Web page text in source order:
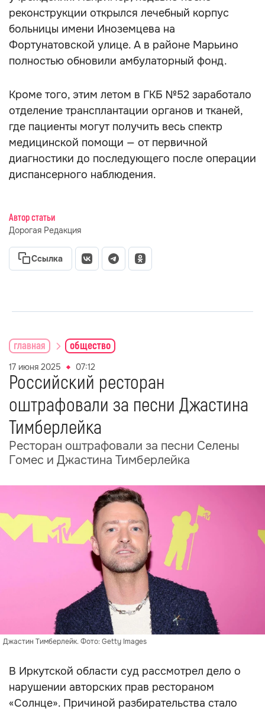
реконструкции открылся лечебный корпус
больницы имени Иноземцева на
Фортунатовской улице. А в районе Марьино
полностью обновили амбулаторный фонд.
Кроме того, этим летом в ГКБ №52 заработало
отделение трансплантации органов и тканей,
где пациенты могут получить весь спектр
медицинской помощи — от первичной
диагностики до последующего после операции
диспансерного наблюдения.
Автор статьи
Дорогая Редакция
Ссылка
главная общество
17 июня 2025 07:12
Российский ресторан
оштрафовали за песни Джастина
Тимберлейка
Ресторан оштрафовали за песни Селены
Гомес и Джастина Тимберлейка
Джастин Тимберлейк. Фото: Getty Images
В Иркутской области суд рассмотрел дело о
нарушении авторских прав рестораном
«Солнце». Причиной разбирательства стало